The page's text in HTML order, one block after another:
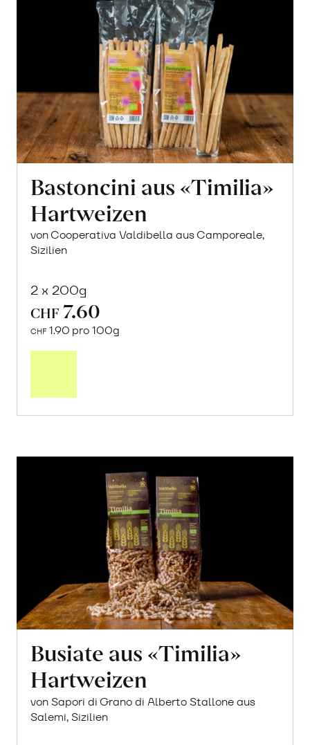
Bastoncini aus «Timilia»
Hartweizen
von Cooperativa Valdibella aus Camporeale,
Sizilien
2 x 200g
CHF 7.60
CHF 1.90 pro 100g
Busiate aus «Timilia»
Hartweizen
von Sapori di Grano di Alberto Stallone aus
Salemi, Sizilien